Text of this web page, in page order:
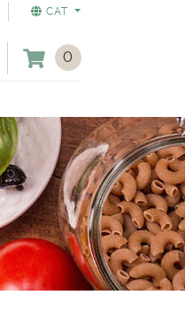
CAT
0